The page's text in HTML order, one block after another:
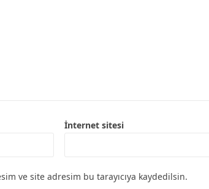
İnternet sitesi
ve site adresim bu tarayıcıya kaydedilsin.